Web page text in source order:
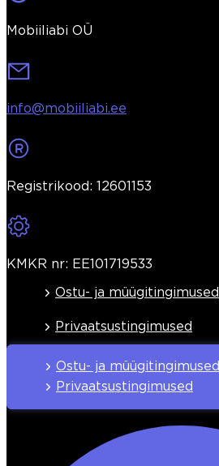
Mobiiliabi OÜ
info@mobiiliabi.ee
Registrikood: 12601153
KMKR nr: EE101719533
Ostu- ja müügitingimused
Privaatsustingimused
Ostu- ja müügitingimused
Privaatsustingimused